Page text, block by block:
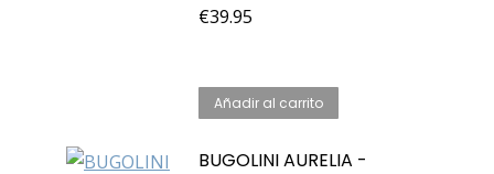
€39.95
Añadir al carrito
BUGOLINI AURELIA -